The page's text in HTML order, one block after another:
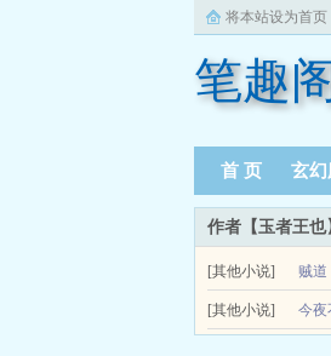
将本站设为首页
笔趣
首 页 玄幻
作者【玉者王
[其他小说] 贼道
我这一生有过很多
[其他小说] 今夜